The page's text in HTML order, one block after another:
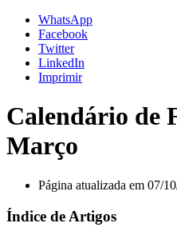
WhatsApp
Facebook
Twitter
LinkedIn
Imprimir
Calendário de
Março
Página atualizada em 07/
Índice de Artigos